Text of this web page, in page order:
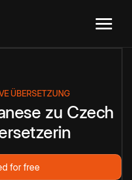
ÜBERSETZUNG
zu Czech
for free